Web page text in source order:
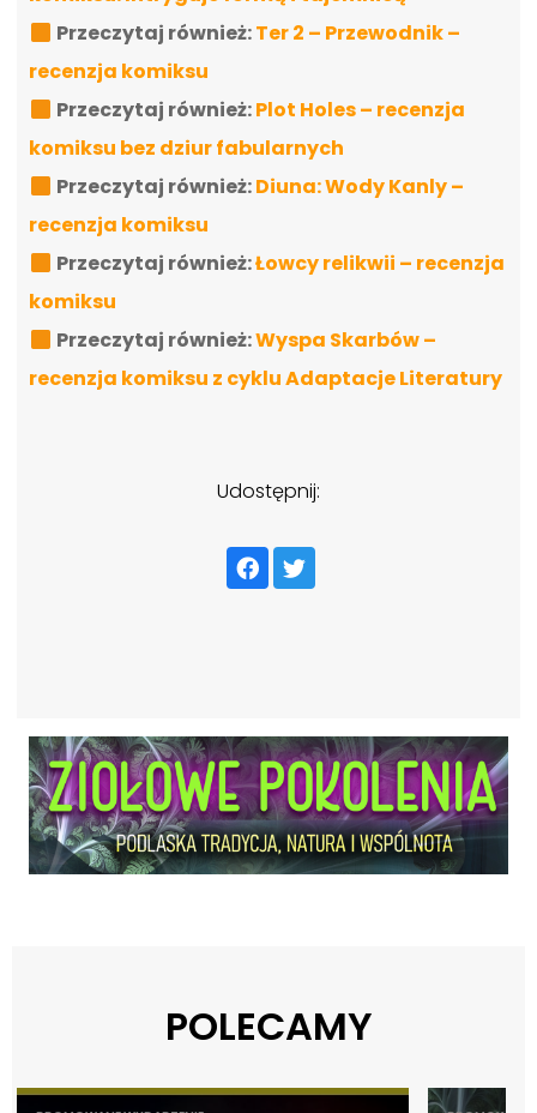
Przeczytaj również:Ter 2 – Przewodnik –
recenzja komiksu
Przeczytaj również:Plot Holes – recenzja
komiksu bez dziur fabularnych
Przeczytaj również:Diuna: Wody Kanly –
recenzja komiksu
Przeczytaj również:Łowcy relikwii – recenzja
komiksu
Przeczytaj również:Wyspa Skarbów –
recenzja komiksu z cyklu Adaptacje Literatury
Udostępnij:
POLECAMY